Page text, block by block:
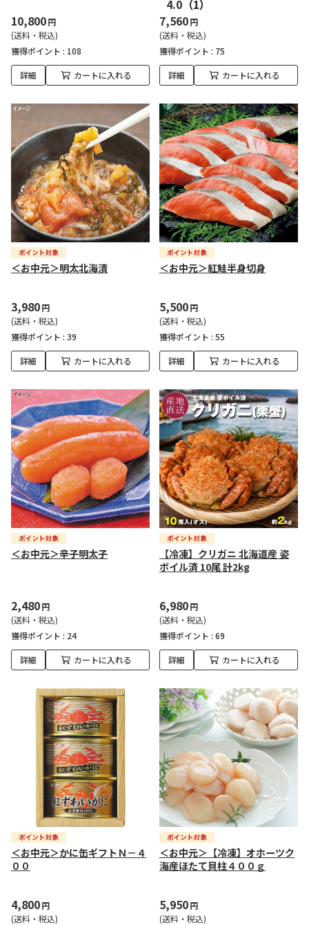
10,800円
(送料・税込)
獲得ポイント : 108
詳細 カートに入れる
4.0 （1）
7,560円
(送料・税込)
獲得ポイント : 75
詳細 カートに入れる
＜お中元＞明太北海漬
3,980円
(送料・税込)
獲得ポイント : 39
詳細 カートに入れる
＜お中元＞紅鮭半身切身
5,500円
(送料・税込)
獲得ポイント : 55
詳細 カートに入れる
＜お中元＞辛子明太子
2,480円
(送料・税込)
獲得ポイント : 24
詳細 カートに入れる
【冷凍】クリガニ 北海道産 姿
ボイル済 10尾 計2kg
6,980円
(送料・税込)
獲得ポイント : 69
詳細 カートに入れる
＜お中元＞かに缶ギフトＮ－４
００
4,800円
(送料・税込)
＜お中元＞【冷凍】オホーツク
海産ほたて貝柱４００ｇ
5,950円
(送料・税込)